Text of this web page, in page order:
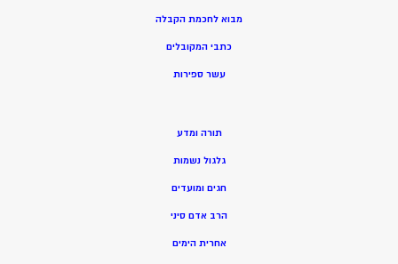
מבוא לחכמת הקבלה
כתבי המקובלים
עשר ספירות
תורה ומדע
גלגול נשמות
חגים ומועדים
הרב אדם סיני
אחרית הימים